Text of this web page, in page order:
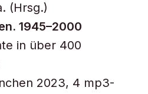
(Hrsg.)
1945–2000
in über 400
2023, 4 mp3-